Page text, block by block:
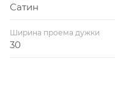
Сатин
Ширина проема дужки
30